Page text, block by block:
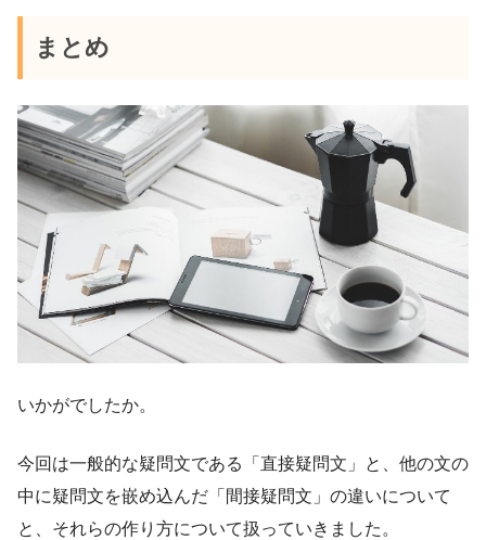
まとめ
いかがでしたか。
今回は一般的な疑問文である「直接疑問文」と、他の文の
中に疑問文を嵌め込んだ「間接疑問文」の違いについて
と、それらの作り方について扱っていきました。